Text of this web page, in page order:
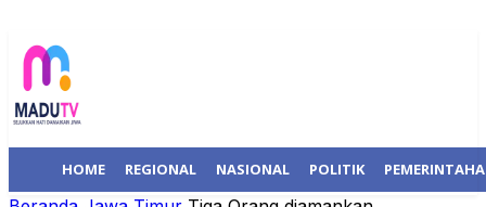
HOME REGIONAL NASIONAL POLITIK